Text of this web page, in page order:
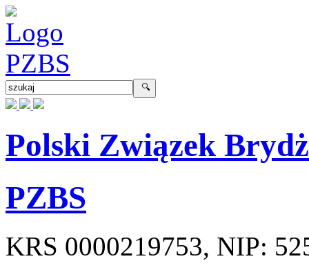
Polski Związek
PZBS
KRS 0000219753, NIP: